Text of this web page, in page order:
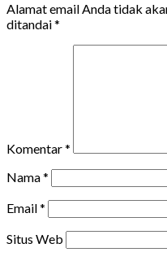
Alamat email Anda tidak
ditandai*
Komentar*
Nama*
Email*
Situs Web